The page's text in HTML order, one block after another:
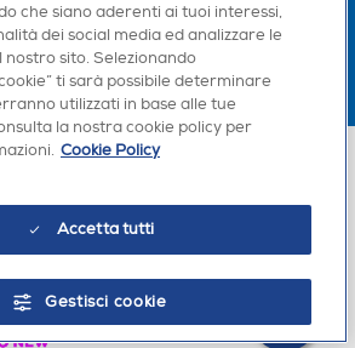
Hai bisogno di un
suggerimento su cosa
acquistare?
Chatta con RONICS
legale Via Montefeltro, 6/a 20156 Milano
che siano aderenti ai tuoi interessi,
dei social media ed analizzare le
nostro sito. Selezionando
ti sarà possibile determinare
utilizzati in base alle tue
la nostra cookie policy per
Cookie Policy
Accetta tutti
Gestisci cookie